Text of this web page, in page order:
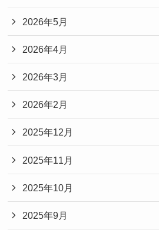
2026年5月
2026年4月
2026年3月
2026年2月
2025年12月
2025年11月
2025年10月
2025年9月